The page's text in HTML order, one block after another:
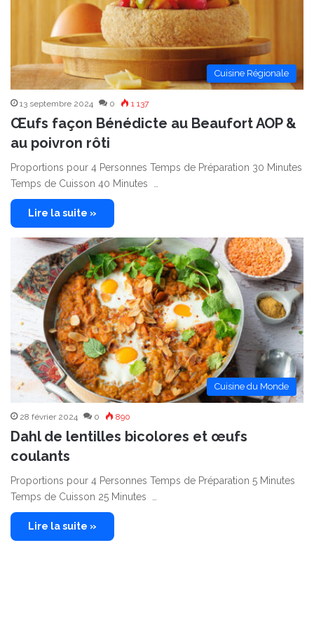
Cuisine Régionale
13 septembre 2024 0 1 137
Œufs façon Bénédicte au Beaufort AOP &
au poivron rôti
Proportions pour 4 Personnes Temps de Préparation 30 Minutes
Temps de Cuisson 40 Minutes …
Lire la suite »
Cuisine du Monde
28 février 2024 0 890
Dahl de lentilles bicolores et œufs
coulants
Proportions pour 4 Personnes Temps de Préparation 5 Minutes
Temps de Cuisson 25 Minutes …
Lire la suite »